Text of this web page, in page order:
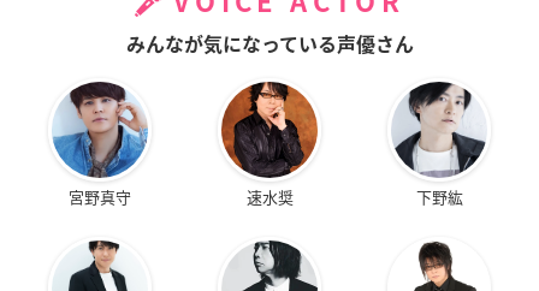
みんなが気になっている声優さん
宮野真守 速水奨 下野紘